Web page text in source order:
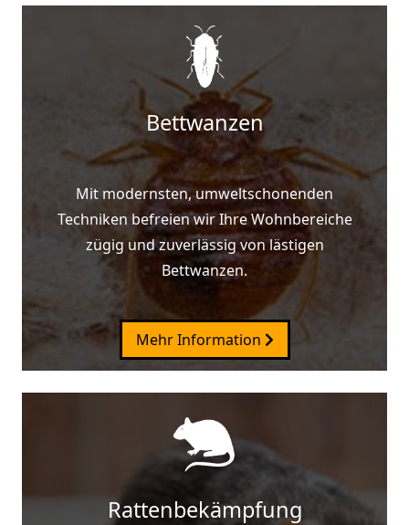
Bettwanzen
Mit modernsten, umweltschonenden
Techniken befreien wir Ihre Wohnbereiche
zügig und zuverlässig von lästigen
Bettwanzen.
Mehr Information
Rattenbekämpfung